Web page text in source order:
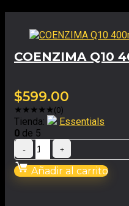
COENZIMA Q10
$599.00
★★★★★(0)
Tienda:
Essentials
0 de 5
Añadir al carrito